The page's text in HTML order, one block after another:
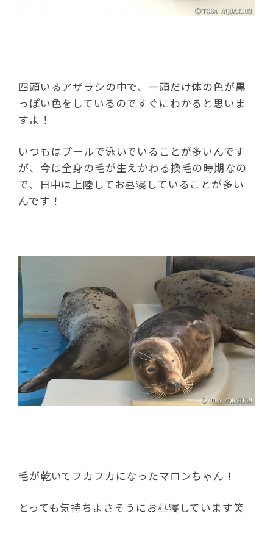
四頭いるアザラシの中で、一頭だけ体の色が黒
っぽい色をしているのですぐにわかると思いま
すよ！
いつもはプールで泳いでいることが多いんです
が、今は全身の毛が生えかわる換毛の時期なの
で、日中は上陸してお昼寝していることが多い
んです！
毛が乾いてフカフカになったマロンちゃん！
とっても気持ちよさそうにお昼寝しています笑